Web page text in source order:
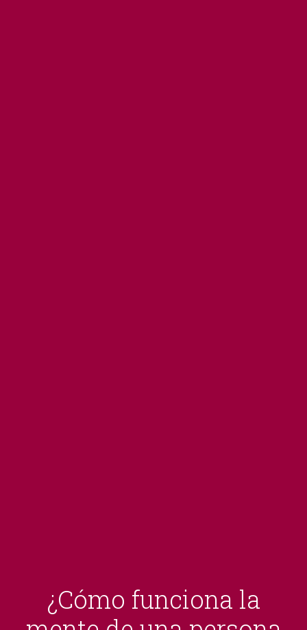
¿Cómo funciona la